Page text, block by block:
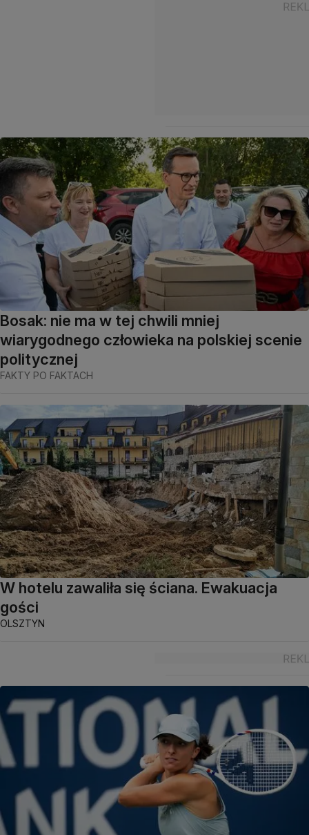
Bosak: nie ma w tej chwili mniej
wiarygodnego człowieka na polskiej scenie
politycznej
FAKTY PO FAKTACH
W hotelu zawaliła się ściana. Ewakuacja
gości
OLSZTYN